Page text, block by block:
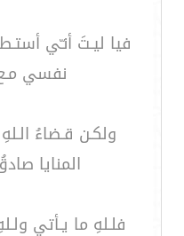
فيا ليـتَ أنـّي
نفسي
ولكـن قـضاءُ
المنايا
فلـلهِ ما يـأتي